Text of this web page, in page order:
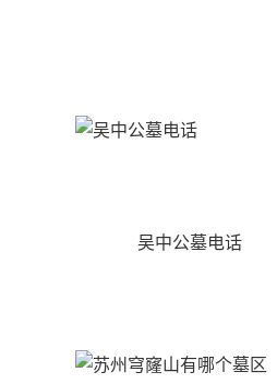
吴中公墓电话